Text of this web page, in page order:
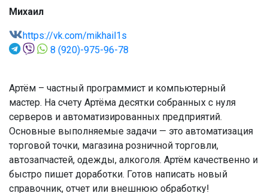
Михаил
https://vk.com/mikhail1s
8 (920)-975-96-78
Артём – частный программист и компьютерный
мастер. На счету Артёма десятки собранных с нуля
серверов и автоматизированных предприятий.
Основные выполняемые задачи — это автоматизация
торговой точки, магазина розничной торговли,
автозапчастей, одежды, алкоголя. Артём качественно и
быстро пишет доработки. Готов написать новый
справочник, отчет или внешнюю обработку!